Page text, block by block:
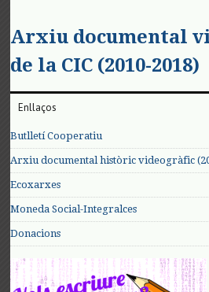
Arxiu documental
de la CIC (2010-2018)
Enllaços
Butlletí Cooperatiu
Arxiu documental històric videogràfic
Ecoxarxes
Moneda Social-Integralces
Donacions